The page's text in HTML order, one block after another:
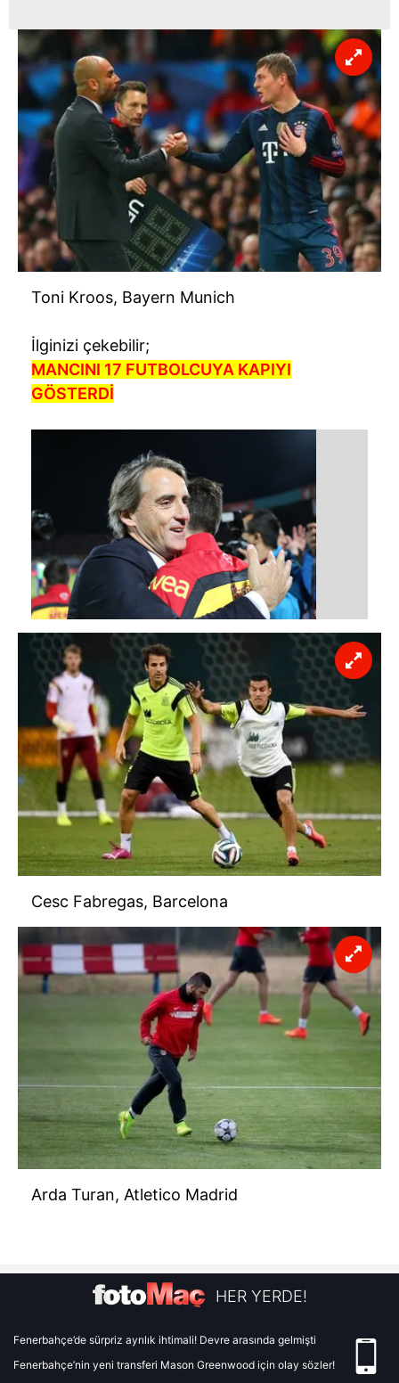
Toni Kroos, Bayern Munich
İlginizi çekebilir;
MANCINI 17 FUTBOLCUYA KAPIYI
GÖSTERDİ
Cesc Fabregas, Barcelona
Arda Turan, Atletico Madrid
HER YERDE!
Fenerbahçe’de sürpriz ayrılık ihtimali! Devre arasında gelmişti
Fenerbahçe’nin yeni transferi Mason Greenwood için olay sözler!